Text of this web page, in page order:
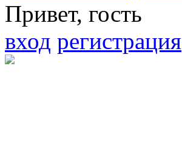
Привет, гость
вход регистрация